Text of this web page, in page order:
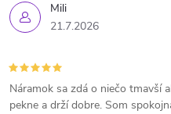
Mili
21.7.2026
Náramok sa zdá o niečo tmavší
pekne a drží dobre. Som